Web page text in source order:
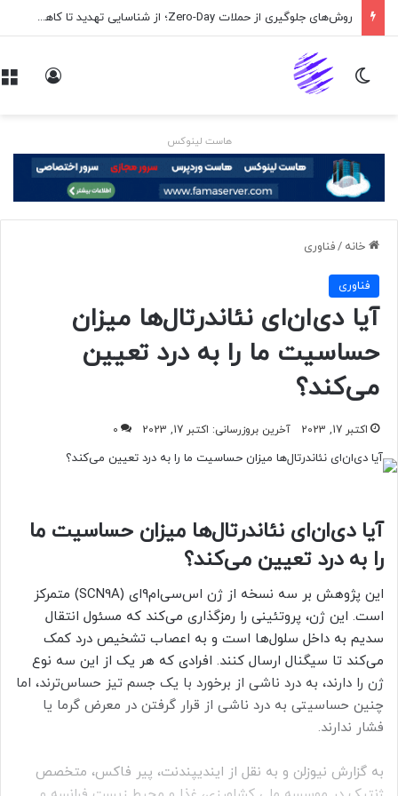
روش‌های جلوگیری از حملات Zero-Day؛ از شناسایی تهدید تا کاهش ریسک
تغییر پوسته
هاست لینوکس
خانه /فناوری
فناوری
آیا دی‌ان‌ای نئاندرتال‌ها میزان
حساسیت ما را به درد تعیین
می‌کند؟
اکتبر 17, 2023 آخرین بروزرسانی: اکتبر 17, 2023 0
آیا دی‌ان‌ای نئاندرتال‌ها میزان حساسیت ما
را به درد تعیین می‌کند؟
این پژوهش بر سه نسخه از ژن اس‌سی‌ام۹‌ای (SCN9A) متمرکز
است. این ژن، پروتئینی را رمزگذاری می‌کند که مسئول انتقال
سدیم به داخل سلول‌ها است و به اعصاب تشخیص درد کمک
می‌کند تا سیگنال ارسال کنند. افرادی که هر یک از این سه نوع
‌ژن را دارند، به درد ناشی از برخورد با یک جسم تیز حساس‌ترند، اما
چنین حساسیتی به درد ناشی از قرار گرفتن در معرض گرما یا
فشار ندارند.
به گزارش نیوزلن و به نقل از ایندیپندنت، پیر فاکس، متخصص